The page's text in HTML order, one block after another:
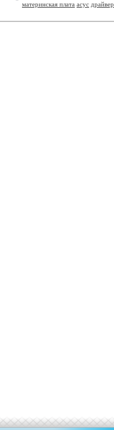
материнская плата асус драйвер